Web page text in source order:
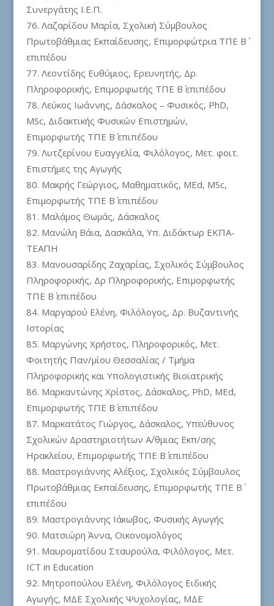
Συνεργάτης Ι.Ε.Π.
Λαζαρίδου Μαρία, Σχολική Σύμβουλος
Πρωτοβάθμιας Εκπαίδευσης, Επιμορφώτρια ΤΠΕ Β΄
επιπέδου
Λεοντίδης Ευθύμιος, Ερευνητής, Δρ.
Πληροφορικής, Επιμορφωτής ΤΠΕ Β΄ επιπέδου
Λεύκος Ιωάννης, Δάσκαλος – Φυσικός, PhD,
MSc, Διδακτικής Φυσικών Επιστημών,
Επιμορφωτής ΤΠΕ Β΄ επιπέδου
Λυτζερίνου Ευαγγελία, Φιλόλογος, Μετ. φοιτ.
Επιστήμες της Αγωγής
Μακρής Γεώργιος, Μαθηματικός, MEd, MSc,
Επιμορφωτής ΤΠΕ Β΄ επιπέδου
Μαλάμος Θωμάς, Δάσκαλος
Μανώλη Βάια, Δασκάλα, Υπ. Διδάκτωρ ΕΚΠΑ-
ΤΕΑΠΗ
Μανουσαρίδης Ζαχαρίας, Σχολικός Σύμβουλος
Πληροφορικής, Δρ Πληροφορικής, Επιμορφωτής
ΤΠΕ Β΄ επιπέδου
Μαργαρού Ελένη, Φιλόλογος, Δρ. Βυζαντινής
Ιστορίας
Μαργώνης Χρήστος, Πληροφορικός, Μετ.
Φοιτητής Παν/μίου Θεσσαλίας / Τμήμα
Πληροφορικής και Υπολογιστικής Βιοϊατρικής
Μαρκαντώνης Χρίστος, Δάσκαλος, PhD, MEd,
Επιμορφωτής ΤΠΕ Β΄ επιπέδου
Μαρκατάτος Γιώργος, Δάσκαλος, Υπεύθυνος
Σχολικών Δραστηριοτήτων Α΄/θμιας Εκπ/σης
Ηρακλείου, Επιμορφωτής ΤΠΕ Β΄ επιπέδου
Μαστρογιάννης Αλέξιος, Σχολικός Σύμβουλος
Πρωτοβάθμιας Εκπαίδευσης, Επιμορφωτής ΤΠΕ Β΄
επιπέδου
Μαστρογιάννης Ιάκωβος, Φυσικής Αγωγής
Ματσιώρη Άννα, Οικονομολόγος
Μαυροματίδου Σταυρούλα, Φιλόλογος, Μετ.
ICT in Education
Μητροπούλου Ελένη, Φιλόλογος Ειδικής
Αγωγής, ΜΔΕ Σχολικής Ψυχολογίας, ΜΔΕ